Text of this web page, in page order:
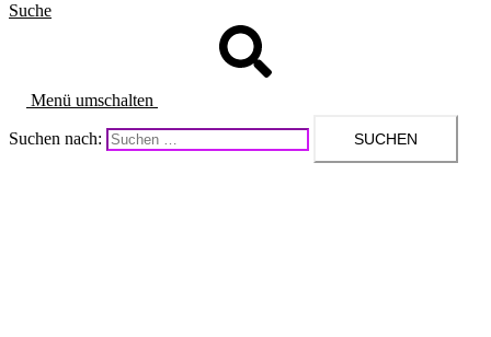
Suche
Menü umschalten
Suchen nach: